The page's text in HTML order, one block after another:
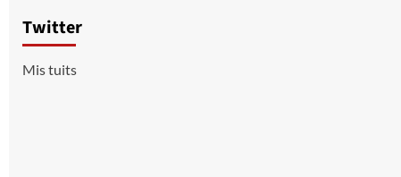
Twitter
Mis tuits